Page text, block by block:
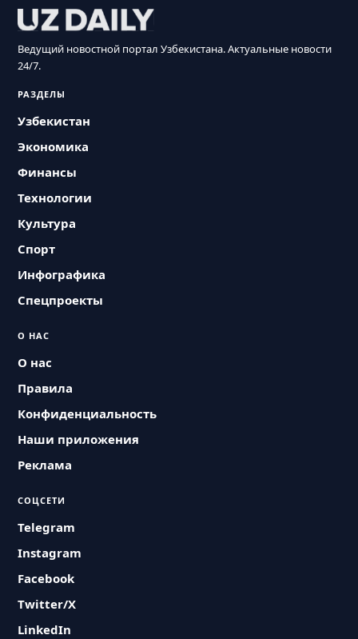
Ведущий новостной портал Узбекистана. Актуальные новости
24/7.
РАЗДЕЛЫ
Узбекистан
Экономика
Финансы
Технологии
Культура
Спорт
Инфографика
Спецпроекты
О НАС
О нас
Правила
Конфиденциальность
Наши приложения
Реклама
СОЦСЕТИ
Telegram
Instagram
Facebook
Twitter/X
LinkedIn